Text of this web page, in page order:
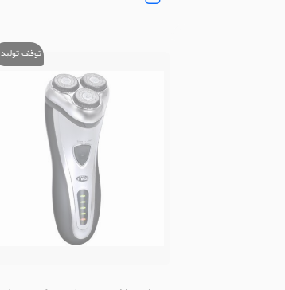
توقف تولید